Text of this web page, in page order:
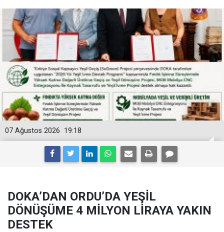
19:18
07 Ağustos 2026
DOKA’DAN ORDU’DA YEŞİL
DÖNÜŞÜME 4 MİLYON LİRAYA YAKIN
DESTEK